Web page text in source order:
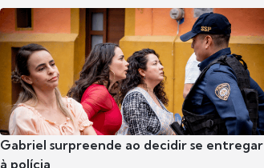
Gabriel surpreende ao decidir se entregar
à polícia